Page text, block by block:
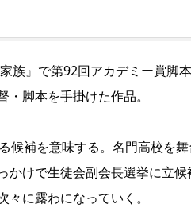
族』で第92回アカデミー賞脚
脚本を手掛けた作品。
候補を意味する。名門高校を
かけで生徒会副会長選挙に立候
に露わになっていく。